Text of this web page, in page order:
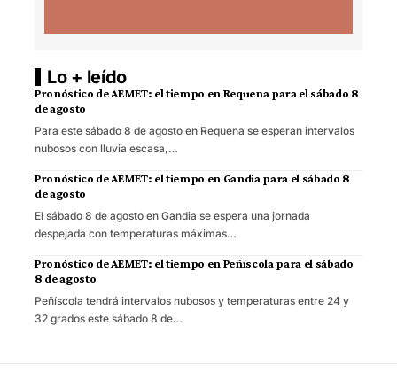
Lo + leído
Pronóstico de AEMET: el tiempo en Requena para el sábado 8
de agosto
Para este sábado 8 de agosto en Requena se esperan intervalos
nubosos con lluvia escasa,…
Pronóstico de AEMET: el tiempo en Gandia para el sábado 8
de agosto
El sábado 8 de agosto en Gandia se espera una jornada
despejada con temperaturas máximas…
Pronóstico de AEMET: el tiempo en Peñíscola para el sábado
8 de agosto
Peñíscola tendrá intervalos nubosos y temperaturas entre 24 y
32 grados este sábado 8 de…